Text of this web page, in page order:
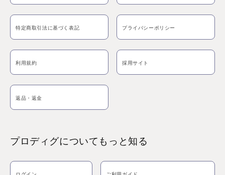
特定商取引法に基づく表記 プライバシーポリシー
利用規約 採用サイト
返品・返金
プロディグについてもっと知る